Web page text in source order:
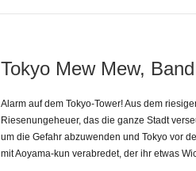
Tokyo Mew Mew,
Alarm auf dem Tokyo-Tower! Aus dem
Riesenungeheuer, das die ganze Stadt
um die Gefahr abzuwenden und Tokyo vor
mit Aoyama-kun verabredet, der ihr etwas